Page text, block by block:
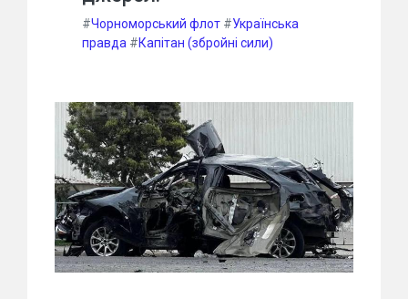
#Чорноморський флот #Українська
правда #Капітан (збройні сили)